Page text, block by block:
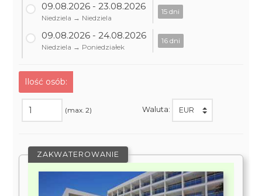
09.08.2026 - 23.08.2026
Niedziela → Niedziela
15 dni
09.08.2026 - 24.08.2026
Niedziela → Poniedziałek
16 dni
Ilość osób:
(max. 2) Waluta:
ZAKWATEROWANIE